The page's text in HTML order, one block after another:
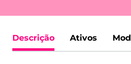
Descrição Ativos